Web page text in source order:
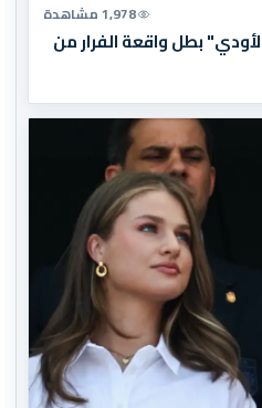
1,978 مشاهدة
بطل واقعة الفرار من